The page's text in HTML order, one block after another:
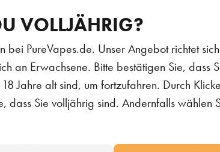
VOLLJÄHRIG?
bei PureVapes.de. Unser Angebot richtet sich
an Erwachsene. Bitte bestätigen Sie, dass
18 Jahre alt sind, um fortzufahren. Durch
dass Sie volljährig sind. Andernfalls wählen
der einfache Einstieg ins RandM Pod-